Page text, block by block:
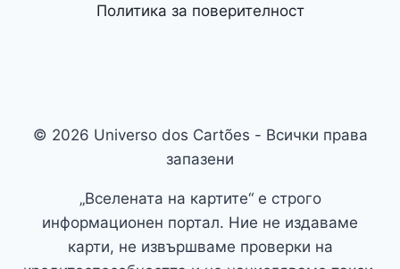
Политика за поверителност
© 2026 Universo dos Cartões - Всички права
запазени
„Вселената на картите“ е строго
информационен портал. Ние не издаваме
карти, не извършваме проверки на